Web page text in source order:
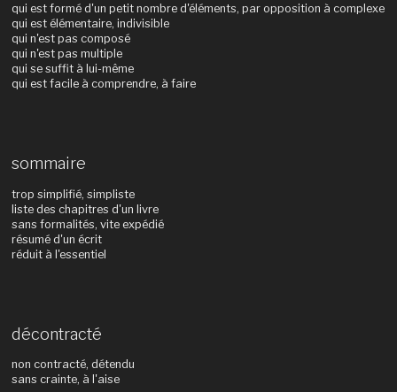
qui est formé d'un petit nombre d'éléments, par opposition à complexe
qui est élémentaire, indivisible
qui n'est pas composé
qui n'est pas multiple
qui se suffit à lui-même
qui est facile à comprendre, à faire
sommaire
trop simplifié, simpliste
liste des chapitres d'un livre
sans formalités, vite expédié
résumé d'un écrit
réduit à l'essentiel
décontracté
non contracté, détendu
sans crainte, à l'aise